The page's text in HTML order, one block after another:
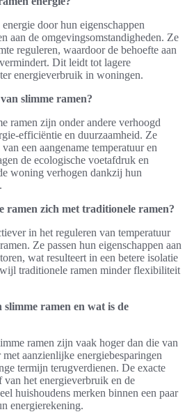
door hun eigenschappen
aan de omgevingsomstandigheden. Ze
reguleren, waardoor de behoefte aan
Dit leidt tot lagere
energieverbruik in woningen.
slimme ramen?
ramen zijn onder andere verhoogd
efficiëntie en duurzaamheid. Ze
een aangename temperatuur en
de ecologische voetafdruk en
woning verhogen dankzij hun
ramen zich met traditionele ramen?
in het reguleren van temperatuur
Ze passen hun eigenschappen aan
wat resulteert in een betere isolatie
traditionele ramen minder flexibiliteit
ramen en wat is de
ramen zijn vaak hoger dan die van
aanzienlijke energiebesparingen
termijn terugverdienen. De exacte
het energieverbruik en de
huishoudens merken binnen een paar
energierekening.